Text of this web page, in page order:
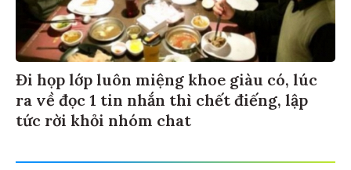
Đi họp lớp luôn miệng khoe giàu có, lúc
ra về đọc 1 tin nhắn thì chết điếng, lập
tức rời khỏi nhóm chat